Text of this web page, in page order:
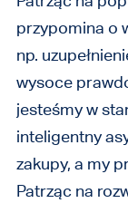
przypomina o
np.
wysoce
jesteśmy w
inteligentny
zakupy, a my
Patrząc na